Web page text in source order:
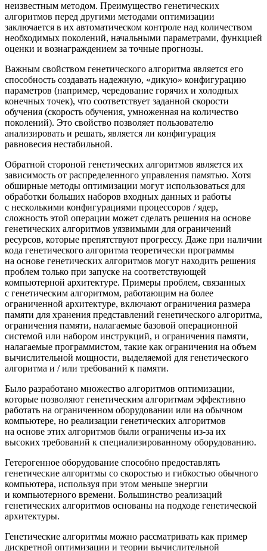
неизвестным методом. Преимущество генетических
алгоритмов перед другими методами оптимизации
заключается в их автоматическом контроле над количеством
необходимых поколений, начальными параметрами, функцией
оценки и вознаграждением за точные прогнозы.
Важным свойством генетического алгоритма является его
способность создавать надежную, «дикую» конфигурацию
параметров (например, чередование горячих и холодных
конечных точек), что соответствует заданной скорости
обучения (скорость обучения, умноженная на количество
поколений). Это свойство позволяет пользователю
анализировать и решать, является ли конфигурация
равновесия нестабильной.
Обратной стороной генетических алгоритмов является их
зависимость от распределенного управления памятью. Хотя
обширные методы оптимизации могут использоваться для
обработки больших наборов входных данных и работы
с несколькими конфигурациями процессоров / ядер,
сложность этой операции может сделать решения на основе
генетических алгоритмов уязвимыми для ограничений
ресурсов, которые препятствуют прогрессу. Даже при наличии
кода генетического алгоритма теоретически программы
на основе генетических алгоритмов могут находить решения
проблем только при запуске на соответствующей
компьютерной архитектуре. Примеры проблем, связанных
с генетическим алгоритмом, работающим на более
ограниченной архитектуре, включают ограничения размера
памяти для хранения представлений генетического алгоритма,
ограничения памяти, налагаемые базовой операционной
системой или набором инструкций, и ограничения памяти,
налагаемые программистом, такие как ограничения на объем
вычислительной мощности, выделяемой для генетического
алгоритма и / или требований к памяти.
Было разработано множество алгоритмов оптимизации,
которые позволяют генетическим алгоритмам эффективно
работать на ограниченном оборудовании или на обычном
компьютере, но реализации генетических алгоритмов
на основе этих алгоритмов были ограничены из-за их
высоких требований к специализированному оборудованию.
Гетерогенное оборудование способно предоставлять
генетические алгоритмы со скоростью и гибкостью обычного
компьютера, используя при этом меньше энергии
и компьютерного времени. Большинство реализаций
генетических алгоритмов основаны на подходе генетической
архитектуры.
Генетические алгоритмы можно рассматривать как пример
дискретной оптимизации и теории вычислительной